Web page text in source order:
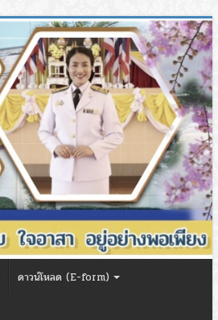
ดาวน์โหลด (E-form)